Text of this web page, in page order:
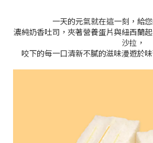
一天的元氣就在這一刻，給
濃純奶香吐司，夾著營養蛋片與紐西蘭
沙拉，
咬下的每一口清新不膩的滋味漫遊於